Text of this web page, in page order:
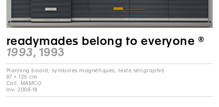
readymades belong to everyone ®
1993, 1993
Planning board, symboles magnétiques, texte sérigraphié
87 × 125 cm
Coll. MAMCO
Inv: 2008-18